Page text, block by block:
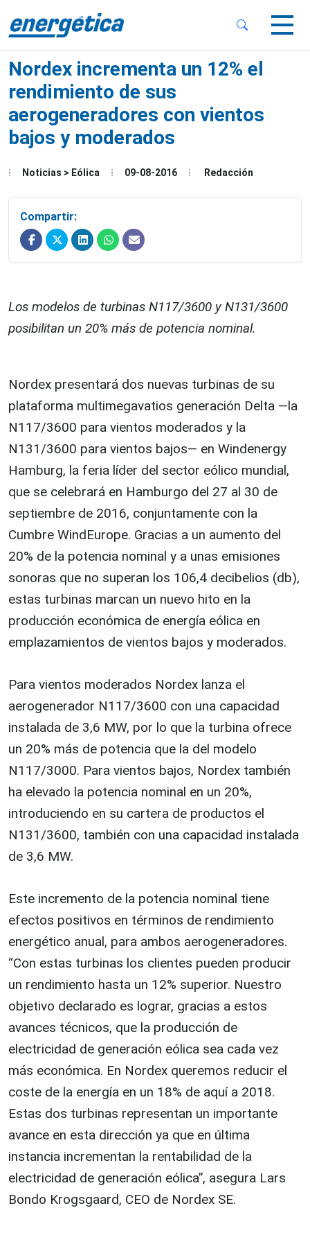
Menu
Menu
Nordex incrementa un 12% el
rendimiento de sus
aerogeneradores con vientos
bajos y moderados
Noticias > Eólica 09-08-2016 Redacción
Compartir:
Los modelos de turbinas N117/3600 y N131/3600
posibilitan un 20% más de potencia nominal.
Nordex presentará dos nuevas turbinas de su
plataforma multimegavatios generación Delta —la
N117/3600 para vientos moderados y la
N131/3600 para vientos bajos— en Windenergy
Hamburg, la feria líder del sector eólico mundial,
que se celebrará en Hamburgo del 27 al 30 de
septiembre de 2016, conjuntamente con la
Cumbre WindEurope. Gracias a un aumento del
20% de la potencia nominal y a unas emisiones
sonoras que no superan los 106,4 decibelios (db),
estas turbinas marcan un nuevo hito en la
producción económica de energía eólica en
emplazamientos de vientos bajos y moderados.
Para vientos moderados Nordex lanza el
aerogenerador N117/3600 con una capacidad
instalada de 3,6 MW, por lo que la turbina ofrece
un 20% más de potencia que la del modelo
N117/3000. Para vientos bajos, Nordex también
ha elevado la potencia nominal en un 20%,
introduciendo en su cartera de productos el
N131/3600, también con una capacidad instalada
de 3,6 MW.
Este incremento de la potencia nominal tiene
efectos positivos en términos de rendimiento
energético anual, para ambos aerogeneradores.
“Con estas turbinas los clientes pueden producir
un rendimiento hasta un 12% superior. Nuestro
objetivo declarado es lograr, gracias a estos
avances técnicos, que la producción de
electricidad de generación eólica sea cada vez
más económica. En Nordex queremos reducir el
coste de la energía en un 18% de aquí a 2018.
Estas dos turbinas representan un importante
avance en esta dirección ya que en última
instancia incrementan la rentabilidad de la
electricidad de generación eólica”, asegura Lars
Bondo Krogsgaard, CEO de Nordex SE.